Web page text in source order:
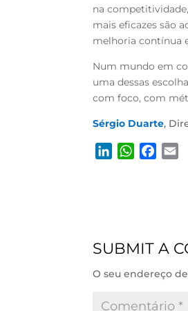
na
mais eficazes são
melhoria contínua
Num mundo em
uma dessas
com foco, com
Sérgio Duarte,
I
W
p
p
o
SUBMIT A
O seu endereço